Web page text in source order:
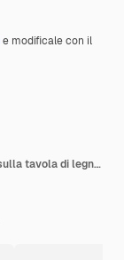
e modificale con il
Arepa con manzo e formaggio tagliuzzati sulla tavola di legno Alimento tipico venezuelano